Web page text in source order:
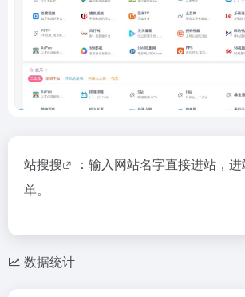
站搜搜
：输入网站名字直接进站，
单。
数据统计